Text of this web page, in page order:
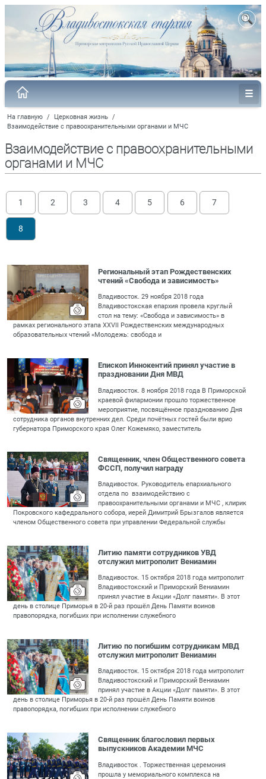
На главную / Церковная жизнь /
Взаимодействие с правоохранительными органами и МЧС
Взаимодействие с правоохранительными
органами и МЧС
1 2 3 4 5 6 7
8
Региональный этап Рождественских
чтений «Свобода и зависимость»
Владивосток. 29 ноября 2018 года
Владивостокская епархия провела круглый
стол на тему: «Свобода и зависимость» в
рамках регионального этапа XXVII Рождественских международных
образовательных чтений «Молодежь: свобода и
Епископ Иннокентий принял участие в
праздновании Дня МВД
Владивосток. 8 ноября 2018 года В Приморской
краевой филармонии прошло торжественное
мероприятие, посвящённое празднованию Дня
сотрудника органов внутренних дел. Среди почётных гостей были врио
губернатора Приморского края Олег Кожемяко, заместитель
Священник, член Общественного совета
ФССП, получил награду
Владивосток. Руководитель епархиального
отдела по взаимодействию с
правоохранительными органами и МЧС , клирик
Покровского кафедрального собора, иерей Димитрий Брызгалов является
членом Общественного совета при управлении Федеральной службы
Литию памяти сотрудников УВД
отслужил митрополит Вениамин
Владивосток. 15 октября 2018 года митрополит
Владивостокский и Приморский Вениамин
принял участие в Акции «Долг памяти». В этот
день в столице Приморья в 20-й раз прошёл День Памяти воинов
правопорядка, погибших при исполнении служебного
Литию по погибшим сотрудникам МВД
отслужил митрополит Вениамин
Владивосток. 15 октября 2018 года митрополит
Владивостокский и Приморский Вениамин
принял участие в Акции «Долг памяти». В этот
день в столице Приморья в 20-й раз прошёл День Памяти воинов
правопорядка, погибших при исполнении служебного
Священник благословил первых
выпускников Академии МЧС
Владивосток . Торжественная церемония
прошла у мемориального комплекса на